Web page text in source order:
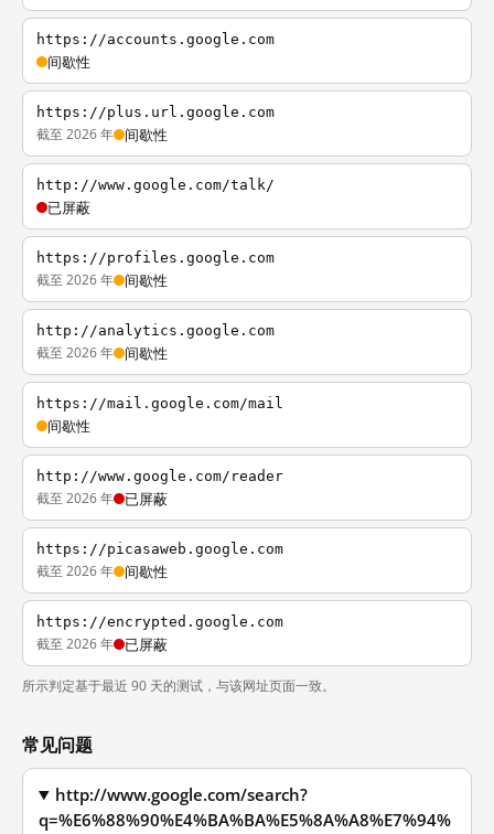
https://accounts.google.com
间歇性
https://plus.url.google.com
截至 2026 年 间歇性
http://www.google.com/talk/
已屏蔽
https://profiles.google.com
截至 2026 年 间歇性
http://analytics.google.com
截至 2026 年 间歇性
https://mail.google.com/mail
间歇性
http://www.google.com/reader
截至 2026 年 已屏蔽
https://picasaweb.google.com
截至 2026 年 间歇性
https://encrypted.google.com
截至 2026 年 已屏蔽
所示判定基于最近 90 天的测试，与该网址页面一致。
常见问题
http://www.google.com/search?
q=%E6%88%90%E4%BA%BA%E5%8A%A8%E7%94%